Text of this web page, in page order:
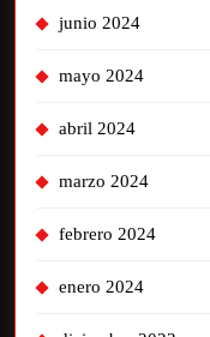
junio 2024
mayo 2024
abril 2024
marzo 2024
febrero 2024
enero 2024